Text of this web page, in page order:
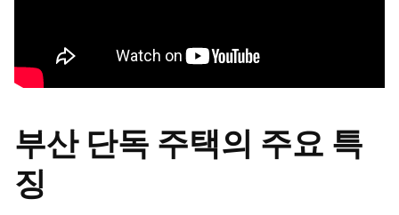
부산 단독 주택의 주요 특
징